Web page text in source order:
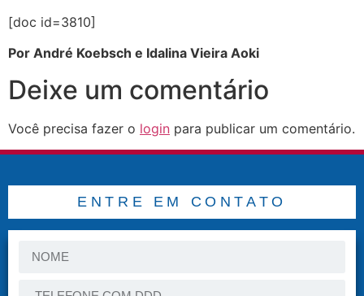
[doc id=3810]
Por André Koebsch e Idalina Vieira Aoki
Deixe um comentário
Você precisa fazer o login para publicar um comentário.
ENTRE EM CONTATO